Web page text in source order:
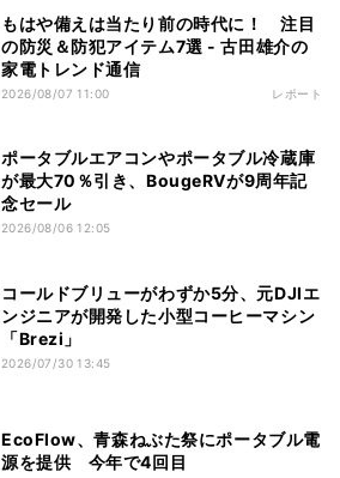
もはや備えは当たり前の時代に！ 注目
の防災＆防犯アイテム7選 - 古田雄介の
家電トレンド通信
2026/08/07 11:00 レポート
ポータブルエアコンやポータブル冷蔵庫
が最大70％引き、BougeRVが9周年記
念セール
2026/08/06 12:05
コールドブリューがわずか5分、元DJIエ
ンジニアが開発した小型コーヒーマシン
「Brezi」
2026/07/30 13:45
EcoFlow、青森ねぶた祭にポータブル電
源を提供 今年で4回目